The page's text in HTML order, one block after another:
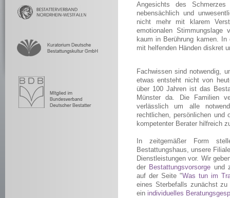
Angesichts des
nebensächlich und
nicht mehr mit klarem
emotionalen
kaum in Berührung kamen.
mit helfenden Händen diskret
Fachwissen sind notwendig,
etwas entsteht nicht von
über 100 Jahren ist das
Münster da. Die Familien
verlässlich um alle
rechtlichen, persönlichen und
kompetenter Berater hilfreich
In zeitgemäßer Form
Bestattungshaus, unsere
Dienstleistungen vor. Wir
der Bestattungsvorsorge und
auf der Seite "Was tun im
eines Sterbefalls zunächst
ein individuelles